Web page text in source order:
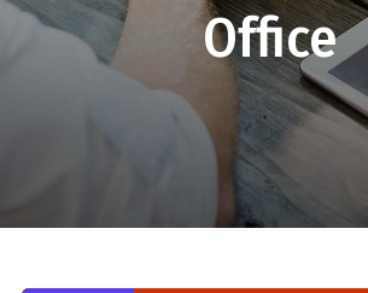
Office